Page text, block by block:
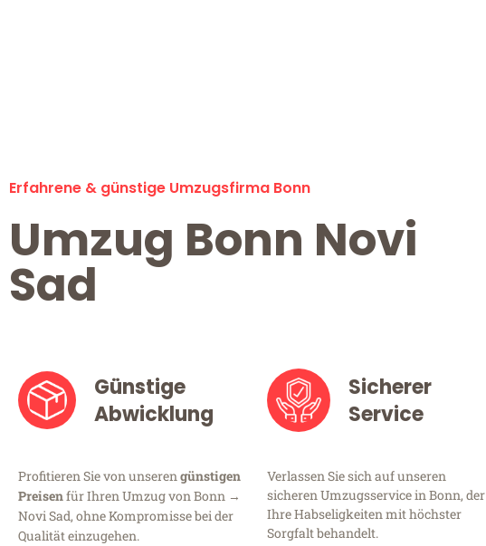
Erfahrene & günstige Umzugsfirma Bonn
Umzug Bonn Novi
Sad
Günstige
Abwicklung
Profitieren Sie von unserengünstigen
Preisenfür Ihren Umzug von Bonn →
Novi Sad, ohne Kompromisse bei der
Qualität einzugehen.
Sicherer
Service
Verlassen Sie sich auf unseren
sicheren Umzugsservice in Bonn, der
Ihre Habseligkeiten mit höchster
Sorgfalt behandelt.